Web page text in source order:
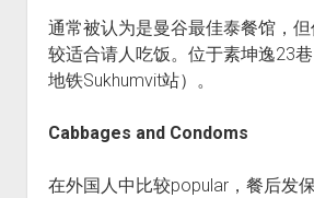
通常被认为是曼谷最佳泰餐馆，
较适合请人吃饭。位于素坤逸23
地铁Sukhumvit站）。
Cabbages and Condoms
在外国人中比较popular，餐后发